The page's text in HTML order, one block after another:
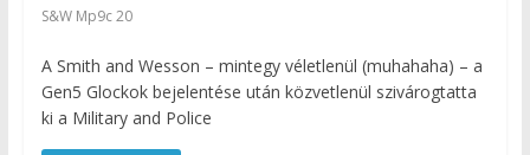
S&W Mp9c 20
A Smith and Wesson – mintegy véletlenül (muhahaha) – a
Gen5 Glockok bejelentése után közvetlenül szivárogtatta
ki a Military and Police